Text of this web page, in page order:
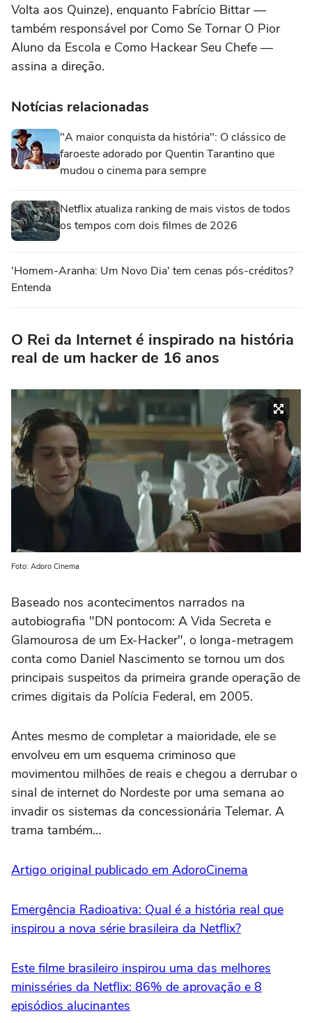
Volta aos Quinze), enquanto Fabrício Bittar—
também responsável por Como Se Tornar O Pior
Aluno da Escola e Como Hackear Seu Chefe —
assina a direção.
Notícias relacionadas
"A maior conquista da história": O clássico de
faroeste adorado por Quentin Tarantino que
mudou o cinema para sempre
Netflix atualiza ranking de mais vistos de todos
os tempos com dois filmes de 2026
'Homem-Aranha: Um Novo Dia' tem cenas pós-créditos?
Entenda
O Rei da Internet é inspirado na história
real de um hacker de 16 anos
Foto: Adoro Cinema
Baseado nos acontecimentos narrados na
autobiografia "DN pontocom: A Vida Secreta e
Glamourosa de um Ex-Hacker", o longa-metragem
conta como Daniel Nascimento se tornou um dos
principais suspeitos da primeira grande operação de
crimes digitais da Polícia Federal, em 2005.
Antes mesmo de completar a maioridade, ele se
envolveu em um esquema criminoso que
movimentou milhões de reais e chegou a derrubar o
sinal de internet do Nordeste por uma semana ao
invadir os sistemas da concessionária Telemar. A
trama também…
Artigo original publicado em AdoroCinema
Emergência Radioativa: Qual é a história real que
inspirou a nova série brasileira da Netflix?
Este filme brasileiro inspirou uma das melhores
minisséries da Netflix: 86% de aprovação e 8
episódios alucinantes